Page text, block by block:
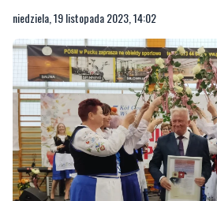
niedziela, 19 listopada 2023, 14:02